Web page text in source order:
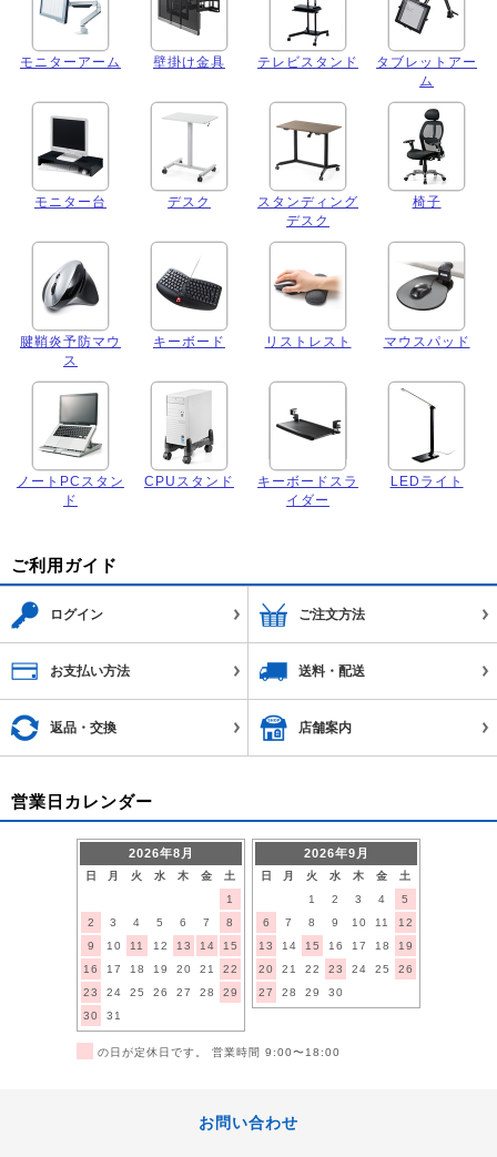
モニターアーム 壁掛け金具 テレビスタンド
タブレットアー
ム
モニター台 デスク
スタンディング
デスク
椅子
腱鞘炎予防マウ
ス
キーボード リストレスト マウスパッド
ノートPCスタン
ド
CPUスタンド
キーボードスラ
イダー
LEDライト
ご利用ガイド
ログイン ご注文方法
お支払い方法 送料・配送
返品・交換 店舗案内
営業日カレンダー
2026年8月
日 月 火 水 木 金
土
1
2
3 4 5 6 7
8
9
10 11 12 13 14
15
16
17 18 19 20 21
22
23
24 25 26 27 28
29
30
31
2026年9月
日 月 火 水 木 金
土
1
2 3 4
5
6
7 8 9 10 11
12
13
14 15 16 17 18
19
20
21 22 23 24 25
26
27
28 29 30
の日が定休日です。 営業時間 9:00〜18:00
お問い合わせ